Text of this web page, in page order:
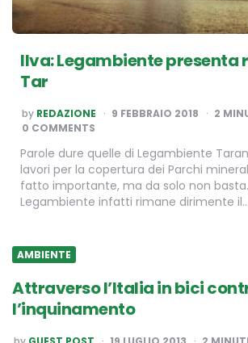
Ilva: Legambiente presenta
Tar
POSTED
BY
by REDAZIONE 9 FEBBRAIO 2018 2
0 COMMENTS
Parole dure quelle di Legambiente
lavori per la copertura dei Parchi
fatto importante, ma da solo non
Legambiente infatti rimane dirimente il…
AMBIENTE
Attraverso l’Italia in bici
l’inquinamento
POSTED